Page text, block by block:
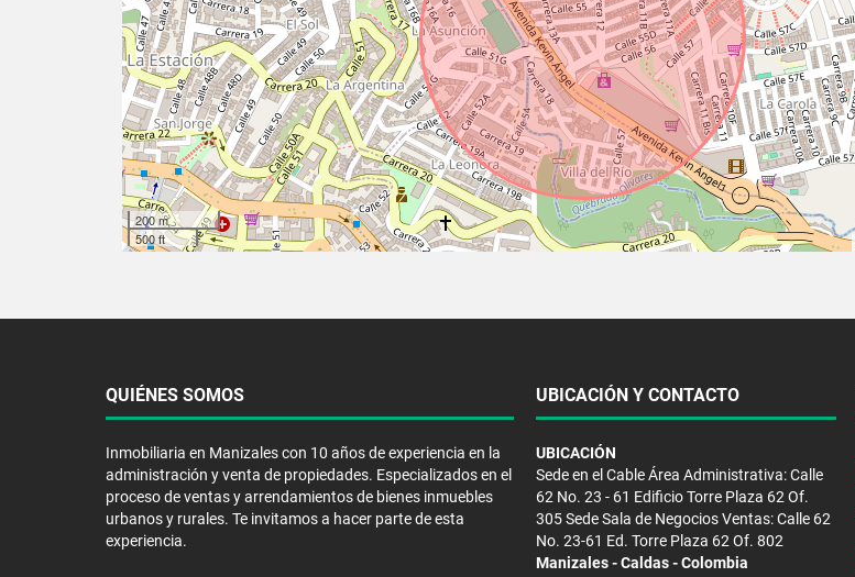
200 m
500 ft
QUIÉNES SOMOS
Inmobiliaria en Manizales con 10 años de experiencia en la
administración y venta de propiedades. Especializados en el
proceso de ventas y arrendamientos de bienes inmuebles
urbanos y rurales. Te invitamos a hacer parte de esta
experiencia.
UBICACIÓN Y CONTACTO
UBICACIÓN
Sede en el Cable Área Administrativa: Calle
62 No. 23 - 61 Edificio Torre Plaza 62 Of.
305 Sede Sala de Negocios Ventas: Calle 62
No. 23-61 Ed. Torre Plaza 62 Of. 802
Manizales - Caldas - Colombia